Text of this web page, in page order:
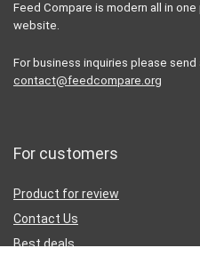
Feed Compare is modern all in
website.
For business inquiries please send
contact@feedcompare.org
For customers
Product for review
Contact Us
Best deals